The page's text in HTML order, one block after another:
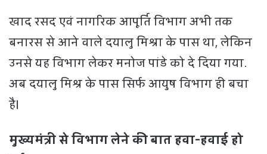
खाद रसद एवं नागरिक आपूर्ति विभाग अभी तक
बनारस से आने वाले दयालु मिश्रा के पास था, लेकिन
उनसे यह विभाग लेकर मनोज पांडे को दे दिया गया.
अब दयालु मिश्र के पास सिर्फ आयुष विभाग ही बचा
है।
मुख्यमंत्री से विभाग लेने की बात हवा-हवाई हो